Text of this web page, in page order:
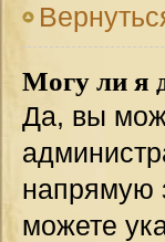
Могу ли я
Да, вы
напрямую
можете